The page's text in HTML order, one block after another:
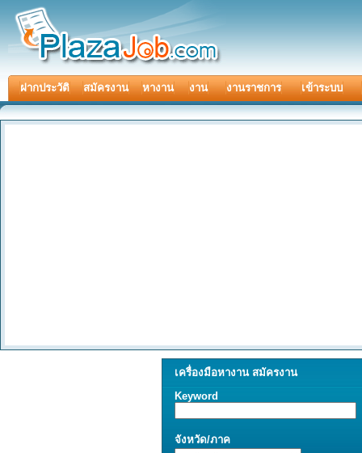
ฝากประวัติ สมัครงาน หางาน งาน งานราชการ เข้าระบบ
เครื่องมือหางาน สมัครงาน
Keyword
จังหวัด/ภาค